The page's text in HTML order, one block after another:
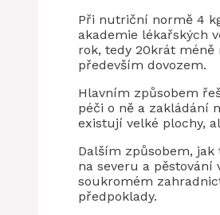
Při nutriční normě 4
akademie lékařských
rok, tedy 20krát
především dovozem.
Hlavním způsobem
péči o ně a zakládání
existují velké plochy,
Dalším způsobem,
na severu a
soukromém
předpoklady.